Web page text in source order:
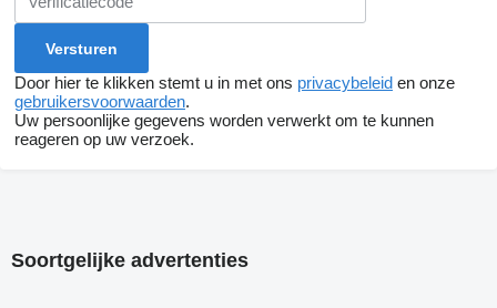
Door hier te klikken stemt u in met ons privacybeleid en onze
gebruikersvoorwaarden.
Uw persoonlijke gegevens worden verwerkt om te kunnen
reageren op uw verzoek.
Soortgelijke advertenties